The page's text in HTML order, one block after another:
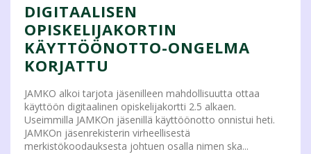
DIGITAALISEN
OPISKELIJAKORTIN
KÄYTTÖÖNOTTO-ONGELMA
KORJATTU
JAMKO alkoi tarjota jäsenilleen mahdollisuutta ottaa
käyttöön digitaalinen opiskelijakortti 2.5 alkaen.
Useimmilla JAMKOn jäsenillä käyttöönotto onnistui heti.
JAMKOn jäsenrekisterin virheellisestä
merkistökoodauksesta johtuen osalla nimen ska...